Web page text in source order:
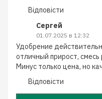
Відповісти
Сергей
01.07.2025 в 12:32
Удобрение
отличный прирост, смесь
Минус только цена, но
Відповісти